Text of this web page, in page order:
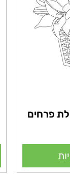
פרחים